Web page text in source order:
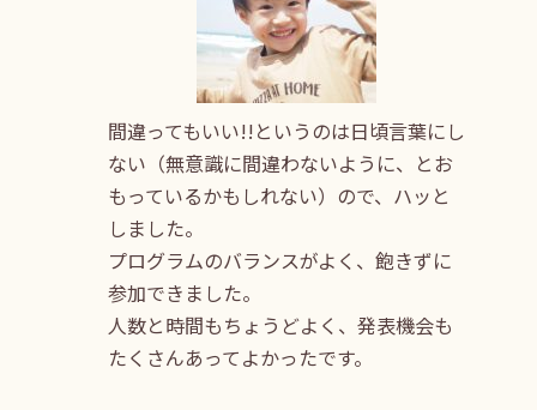
間違ってもいい!!というのは日頃言葉にし
ない（無意識に間違わないように、とお
もっているかもしれない）ので、ハッと
しました。
プログラムのバランスがよく、飽きずに
参加できました。
人数と時間もちょうどよく、発表機会も
たくさんあってよかったです。